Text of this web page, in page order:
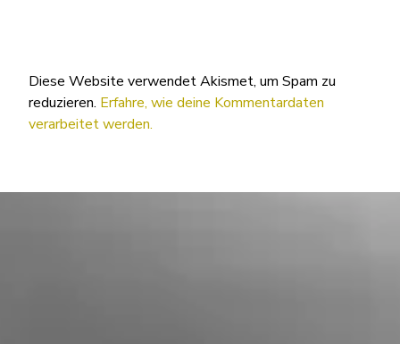
Diese Website verwendet Akismet, um Spam zu
reduzieren. Erfahre, wie deine Kommentardaten
verarbeitet werden.